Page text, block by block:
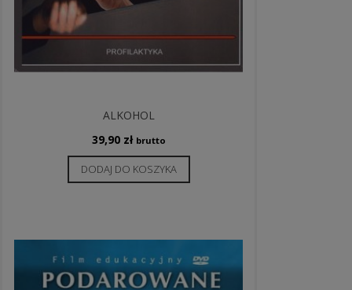
ALKOHOL
39,90 zł brutto
DODAJ DO KOSZYKA